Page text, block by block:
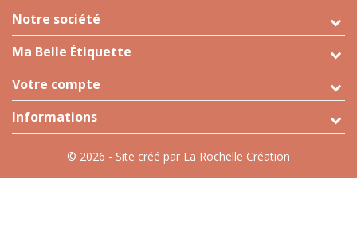
Notre société
Ma Belle Étiquette
Votre compte
Informations
© 2026 - Site créé par La Rochelle Création